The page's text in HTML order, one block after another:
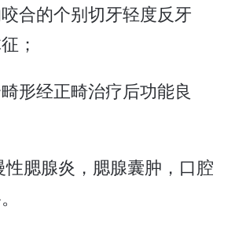
咬合的个别切牙轻度反牙
；
畸形经正畸治疗后功能良
性腮腺炎，腮腺囊肿，口腔